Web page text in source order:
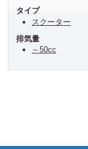
タイプ
スクーター
排気量
～50cc